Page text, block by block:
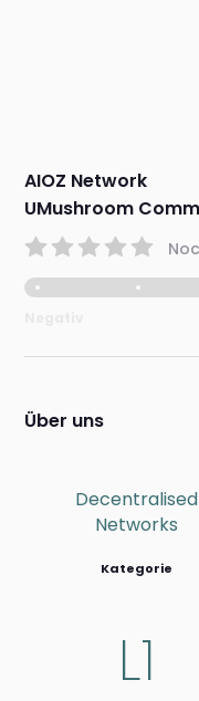
AIOZ Network
UMushroom
Über uns
Decentralised
Networks
Kategorie
L1